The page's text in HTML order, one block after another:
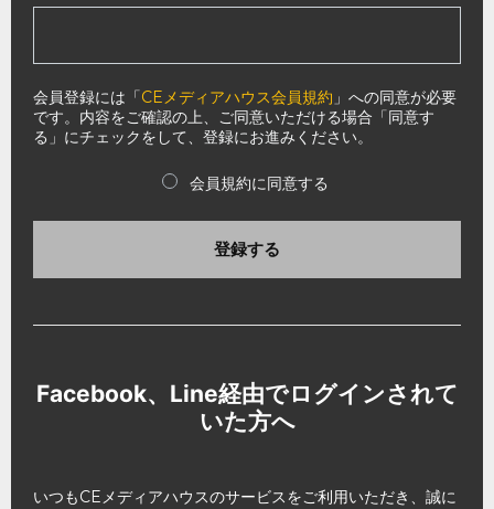
会員登録には「CEメディアハウス会員規約 」への同意が必要
です。内容をご確認の上、ご同意いただける場合「同意す
る」にチェックをして、登録にお進みください。
会員規約に同意する
登録する
Facebook、Line経由でログインされて
いた方へ
いつもCEメディアハウスのサービスをご利用いただき、誠に